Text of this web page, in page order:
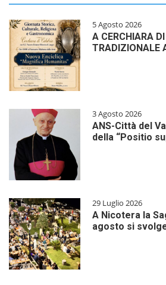
5 Agosto 2026
A CERCHIARA
TRADIZIONALE
3 Agosto 2026
ANS-Città del
della “Positio
29 Luglio 2026
A Nicotera la
agosto si